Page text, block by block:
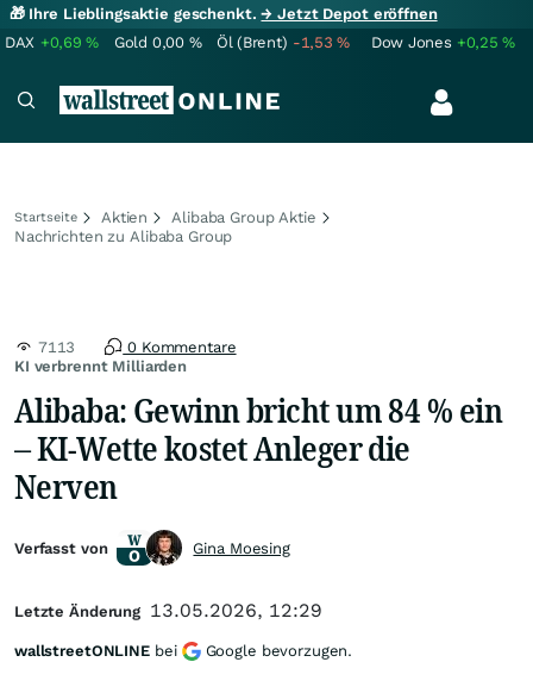
🎁 Ihre Lieblingsaktie geschenkt.→ Jetzt Depot eröffnen
DAX +0,69% Gold 0,00 % Öl (Brent) -1,53% Dow Jones +0,25%
Startseite Aktien
Alibaba Group Aktie
Nachrichten zu Alibaba Group
KI verbrennt Milliarden
7113 0 Kommentare
Alibaba: Gewinn bricht um 84 % ein
– KI-Wette kostet Anleger die
Nerven
Verfasst von Gina Moesing
Letzte Änderung 13.05.2026, 12:29
wallstreetONLINE bei Google bevorzugen.